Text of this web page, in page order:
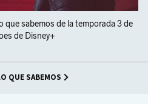
sabemos de la temporada 3 de
de Disney+
QUE SABEMOS